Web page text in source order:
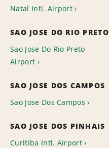
Natal Intl. Airport
SAO JOSE DO RIO PRETO
Sao Jose Do Rio Preto
Airport
SAO JOSE DOS CAMPOS
Sao Jose Dos Campos
SAO JOSE DOS PINHAIS
Curitiba Intl. Airport